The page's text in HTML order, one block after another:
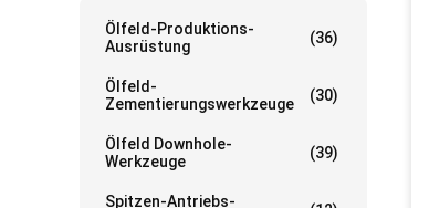
Ölfeld-Produktions-
Ausrüstung
(36)
Ölfeld-
Zementierungswerkzeuge
(30)
Ölfeld Downhole-
Werkzeuge
(39)
Spitzen-Antriebs-